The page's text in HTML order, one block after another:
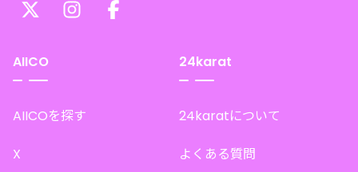
AIICO
AIICOを探す
X
24karat
24karatについて
よくある質問